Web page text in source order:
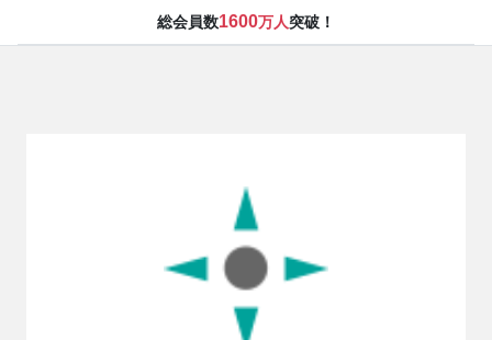
総会員数1600万人突破！